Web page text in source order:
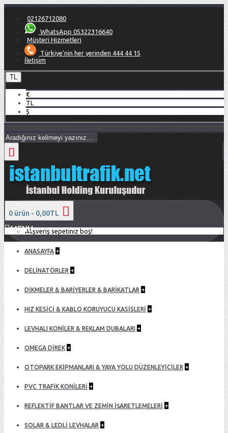
02126712080
WhatsApp 05322316640
Müşteri Hizmetleri
Türkiye'nin her yerinden 444 44 15
İletişim
TL
€
TL
$
0 ürün - 0,00TL
Alışveriş sepetiniz boş!
MENU
ANASAYFA +
DELİNATÖRLER +
DİKMELER & BARİYERLER & BARİKATLAR +
HIZ KESİCİ & KABLO KORUYUCU KASİSLERİ +
LEVHALI KONİLER & REKLAM DUBALARI +
OMEGA DIREK +
OTOPARK EKİPMANLARI & YAYA YOLU DÜZENLEYİCİLER +
PVC TRAFİK KONİLERİ +
REFLEKTİF BANTLAR VE ZEMİN İŞARETLEMELERİ +
SOLAR & LEDLİ LEVHALAR +